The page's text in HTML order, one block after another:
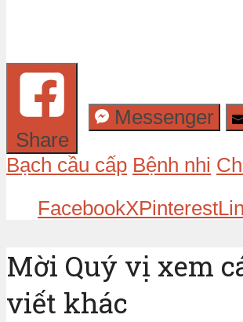
Share
Messenger
Bạch cầu cấp Bệnh nhi
FacebookXPinterest
Mời Quý vị xem
viết khác